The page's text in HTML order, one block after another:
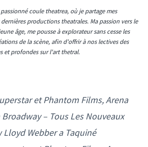
coule theatrea, où je partage mes
productions theatrales. Ma passion vers le
âge, me pousse à explorateur sans cesse les
de la scène, afin d'offrir à nos lectives des
et profondes sur l'art thetral.
et Phantom Films, Arena
– Tous Les Nouveaux
Lloyd Webber a Taquiné